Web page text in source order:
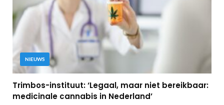
NIEUWS
Trimbos-instituut: ‘Legaal, maar niet bereikbaar:
medicinale cannabis in Nederland’